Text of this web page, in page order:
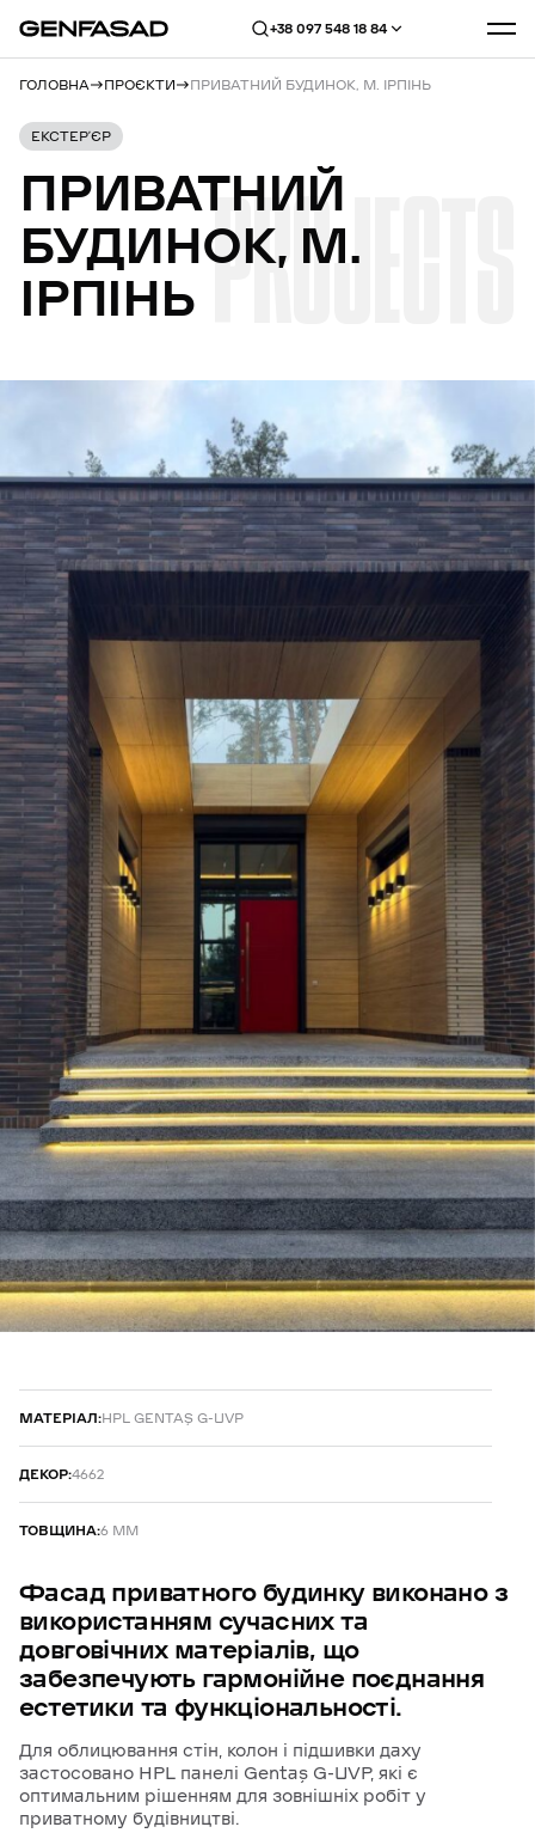
+38 097 548 18 84
ГОЛОВНА ПРОЄКТИ ПРИВАТНИЙ БУДИНОК, М. ІРПІНЬ
ЕКСТЕР’ЄР
ПРИВАТНИЙ
БУДИНОК, М.
ІРПІНЬ PROJECTS
МАТЕРІАЛ:HPL GENTAŞ G-UVP
ДЕКОР:4662
ТОВЩИНА:6 ММ
Фасад приватного будинку виконано з
використанням сучаснихта
довговічних матеріалів, що
забезпечують гармонійне поєднання
естетики та функціональності.
Для облицювання стін, колон і підшивки даху
застосовано HPL панелі Gentaş G-UVP, які є
оптимальним рішенням для зовнішніх робіт у
приватному будівництві.